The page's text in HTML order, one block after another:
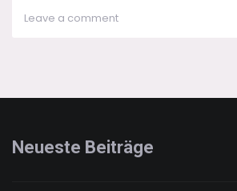
Leave a commenton
Hund
spricht
Neueste Beiträge